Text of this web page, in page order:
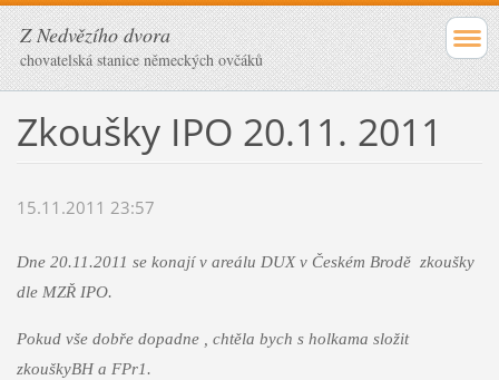
Z Nedvězího dvora
chovatelská stanice německých ovčáků
Zkoušky IPO 20.11. 2011
15.11.2011 23:57
Dne 20.11.2011 se konají v areálu DUX v Českém Brodě zkoušky
dle MZŘ IPO.
Pokud vše dobře dopadne , chtěla bych s holkama složit
zkouškyBH a FPr1.